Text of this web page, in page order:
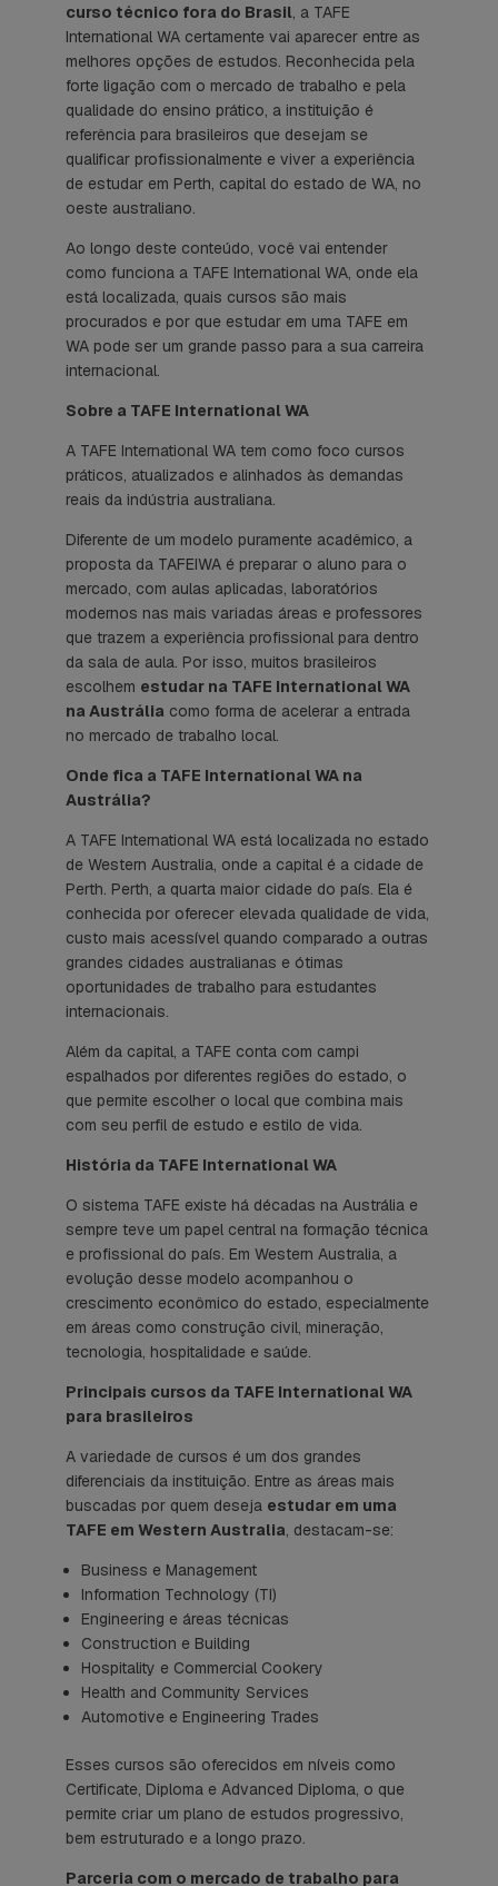
curso técnico fora do Brasil , a TAFE
International WA certamente vai aparecer entre as
melhores opções de estudos. Reconhecida pela
forte ligação com o mercado de trabalho e pela
qualidade do ensino prático, a instituição é
referência para brasileiros que desejam se
qualificar profissionalmente e viver a experiência
de estudar em Perth, capital do estado de WA, no
oeste australiano.
Ao longo deste conteúdo, você vai entender
como funciona a TAFE International WA, onde ela
está localizada, quais cursos são mais
procurados e por que estudar em uma TAFE em
WA pode ser um grande passo para a sua carreira
internacional.
Sobre a TAFE International WA
A TAFE International WA tem como foco cursos
práticos, atualizados e alinhados às demandas
reais da indústria australiana.
Diferente de um modelo puramente acadêmico, a
proposta da TAFEIWA é preparar o aluno para o
mercado, com aulas aplicadas, laboratórios
modernos nas mais variadas áreas e professores
que trazem a experiência profissional para dentro
da sala de aula. Por isso, muitos brasileiros
escolhem estudar na TAFE International WA
na Austrália como forma de acelerar a entrada
no mercado de trabalho local.
Onde fica a TAFE International WA na
Austrália?
A TAFE International WA está localizada no estado
de Western Australia, onde a capital é a cidade de
Perth. Perth, a quarta maior cidade do país. Ela é
conhecida por oferecer elevada qualidade de vida,
custo mais acessível quando comparado a outras
grandes cidades australianas e ótimas
oportunidades de trabalho para estudantes
internacionais.
Além da capital, a TAFE conta com campi
espalhados por diferentes regiões do estado, o
que permite escolher o local que combina mais
com seu perfil de estudo e estilo de vida.
História da TAFE International WA
O sistema TAFE existe há décadas na Austrália e
sempre teve um papel central na formação técnica
e profissional do país. Em Western Australia, a
evolução desse modelo acompanhou o
crescimento econômico do estado, especialmente
em áreas como construção civil, mineração,
tecnologia, hospitalidade e saúde.
Principais cursos da TAFE International WA
para brasileiros
A variedade de cursos é um dos grandes
diferenciais da instituição. Entre as áreas mais
buscadas por quem deseja estudar em uma
TAFE em Western Australia , destacam-se:
Business e Management
Information Technology (TI)
Engineering e áreas técnicas
Construction e Building
Hospitality e Commercial Cookery
Health and Community Services
Automotive e Engineering Trades
Esses cursos são oferecidos em níveis como
Certificate, Diploma e Advanced Diploma, o que
permite criar um plano de estudos progressivo,
bem estruturado e a longo prazo.
Parceria com o mercado de trabalho para